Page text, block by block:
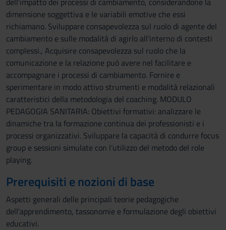
dimensione soggettiva e le variabili emotive che essi
richiamano. Sviluppare consapevolezza sul ruolo di agente del
cambiamento e sulle modalità di agirlo all’interno di contesti
complessi., Acquisire consapevolezza sul ruolo che la
comunicazione e la relazione può avere nel facilitare e
accompagnare i processi di cambiamento. Fornire e
sperimentare in modo attivo strumenti e modalità relazionali
caratteristici della metodologia del coaching. MODULO
PEDAGOGIA SANITARIA: Obiettivi formativi: analizzare le
dinamiche tra la formazione continua dei professionisti e i
processi organizzativi. Sviluppare la capacità di condurre focus
group e sessioni simulate con l’utilizzo del metodo del role
playing.
Prerequisiti e nozioni di base
Aspetti generali delle principali teorie pedagogiche
dell'apprendimento, tassonomie e formulazione degli obiettivi
educativi.